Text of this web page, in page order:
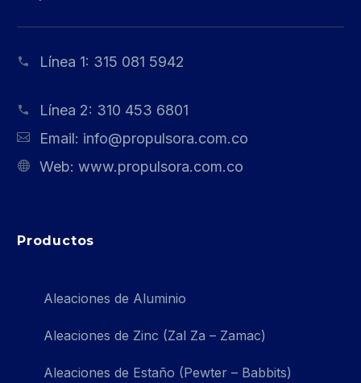
Línea 1: 315 081 5942
Línea 2: 310 453 6801
Email: info@propulsora.com.co
Web: www.propulsora.com.co
Productos
Aleaciones de Aluminio
Aleaciones de Zinc (Zal Za – Zamac)
Aleaciones de Estaño (Pewter – Babbits)